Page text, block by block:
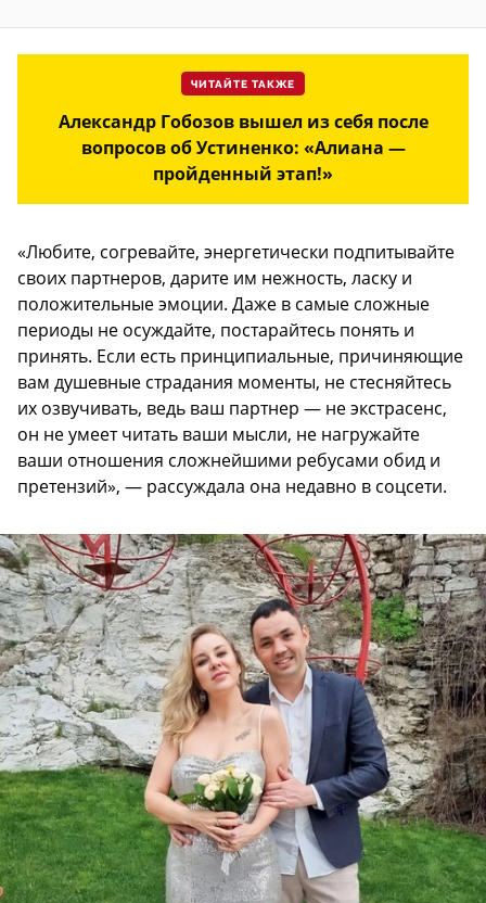
ЧИТАЙТЕ ТАКЖЕ
Александр Гобозов вышел из себя после
вопросов об Устиненко: «Алиана —
пройденный этап!»
«Любите, согревайте, энергетически подпитывайте
своих партнеров, дарите им нежность, ласку и
положительные эмоции. Даже в самые сложные
периоды не осуждайте, постарайтесь понять и
принять. Если есть принципиальные, причиняющие
вам душевные страдания моменты, не стесняйтесь
их озвучивать, ведь ваш партнер — не экстрасенс,
он не умеет читать ваши мысли, не нагружайте
ваши отношения сложнейшими ребусами обид и
претензий», — рассуждала она недавно в соцсети.